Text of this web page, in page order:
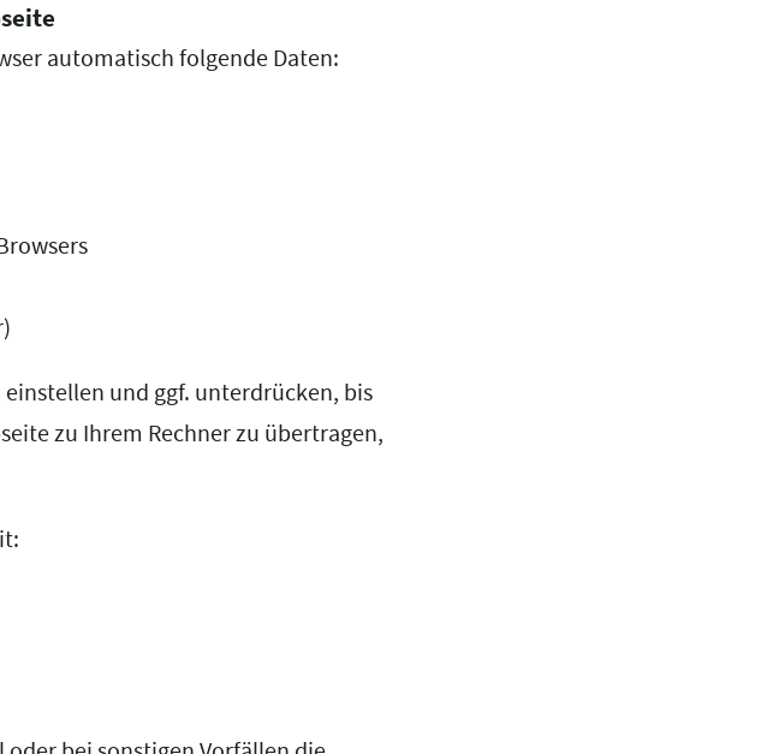
automatisch folgende Daten:
und ggf. unterdrücken, bis
zu Ihrem Rechner zu übertragen,